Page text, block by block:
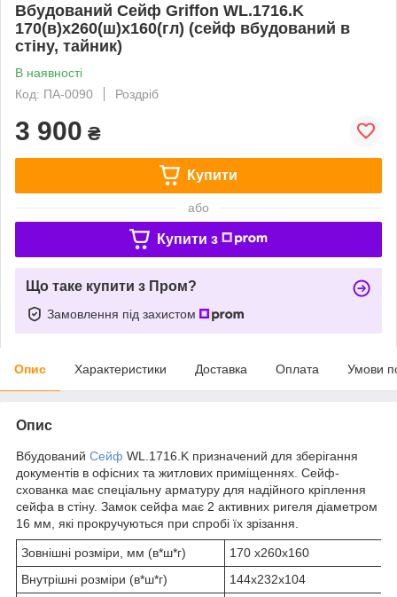
Вбудований Сейф Griffon WL.1716.K
170(в)х260(ш)х160(гл) (сейф вбудований в
стіну, тайник)
В наявності
Код: ПА-0090
Роздріб
3 900 ₴
Купити
або
Купити з
Що таке купити з Пром?
Замовлення під захистом
Опис Характеристики Доставка Оплата Умови
Опис
Вбудований Сейф WL.1716.K призначений для зберігання
документів в офісних та житлових приміщеннях. Сейф-
схованка має спеціальну арматуру для надійного кріплення
сейфа в стіну. Замок сейфа має 2 активних ригеля діаметром
16 мм, які прокручуються при спробі їх зрізання.
Зовнішні розміри, мм (в*ш*г)
170 х260х160
Внутрішні розміри (в*ш*г)
144х232х104